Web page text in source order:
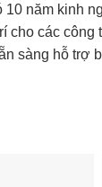
10 năm kinh
cho các công
sàng hỗ trợ